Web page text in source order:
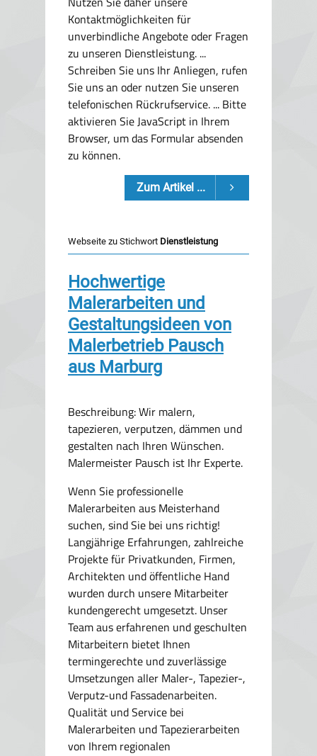
Kontaktmöglichkeiten für
unverbindliche Angebote oder Fragen
zu unseren Dienstleistung. ...
Schreiben Sie uns Ihr Anliegen, rufen
Sie uns an oder nutzen Sie unseren
telefonischen Rückrufservice. ... Bitte
aktivieren Sie JavaScript in Ihrem
Browser, um das Formular absenden
zu können.
Zum Artikel ...
Webseite zu Stichwort Dienstleistung
Hochwertige
Malerarbeiten und
Gestaltungsideen von
Malerbetrieb Pausch
aus Marburg
Beschreibung: Wir malern,
tapezieren, verputzen, dämmen und
gestalten nach Ihren Wünschen.
Malermeister Pausch ist Ihr Experte.
Wenn Sie professionelle
Malerarbeiten aus Meisterhand
suchen, sind Sie bei uns richtig!
Langjährige Erfahrungen, zahlreiche
Projekte für Privatkunden, Firmen,
Architekten und öffentliche Hand
wurden durch unsere Mitarbeiter
kundengerecht umgesetzt. Unser
Team aus erfahrenen und geschulten
Mitarbeitern bietet Ihnen
termingerechte und zuverlässige
Umsetzungen aller Maler-, Tapezier-,
Verputz-und Fassadenarbeiten.
Qualität und Service bei
Malerarbeiten und Tapezierarbeiten
von Ihrem regionalen